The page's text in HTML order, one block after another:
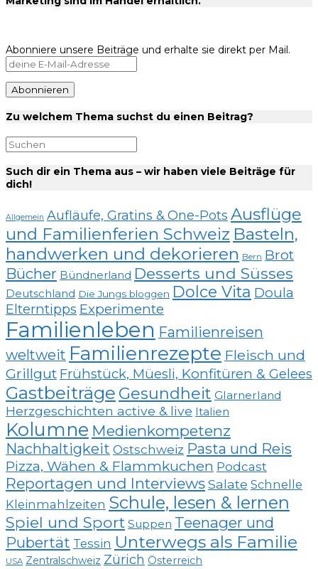
Abonniere unsere Beiträge und erhalte sie direkt per Mail.
Zu welchem Thema suchst du einen Beitrag?
Such dir ein Thema aus – wir haben viele Beiträge für
dich!
Allgemein Aufläufe, Gratins & One-Pots Ausflüge
und Familienferien Schweiz Basteln,
handwerken und dekorieren Bern Brot
Bücher Bündnerland Desserts und Süsses
Deutschland Die Jungs bloggen Dolce Vita Doula
Elterntipps Experimente
Familienleben Familienreisen
weltweit Familienrezepte Fleisch und
Grillgut Frühstück, Müesli, Konfitüren & Gelees
Gastbeiträge Gesundheit Glarnerland
Herzgeschichten active & live Italien
Kolumne Medienkompetenz
Nachhaltigkeit Ostschweiz Pasta und Reis
Pizza, Wähen & Flammkuchen Podcast
Reportagen und InterviewsSalate Schnelle
Kleinmahlzeiten Schule, lesen & lernen
Spiel und Sport Suppen Teenager und
Pubertät Tessin Unterwegs als Familie
USA Zentralschweiz Zürich Österreich